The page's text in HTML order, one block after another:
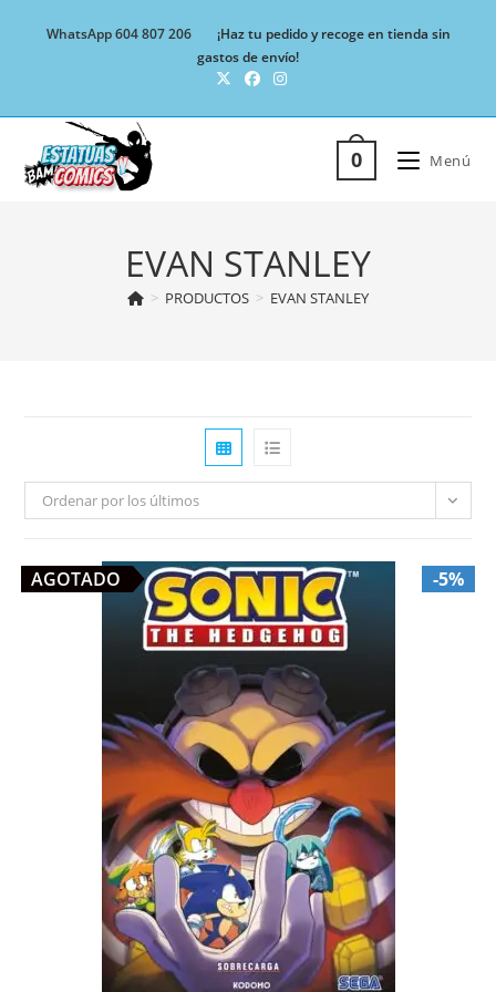
WhatsApp 604 807 206
¡Haz tu pedido y recoge en tienda sin
gastos de envío!
0 Menú
EVAN STANLEY
> PRODUCTOS > EVAN STANLEY
Ordenar por los últimos
-5%
AGOTADO